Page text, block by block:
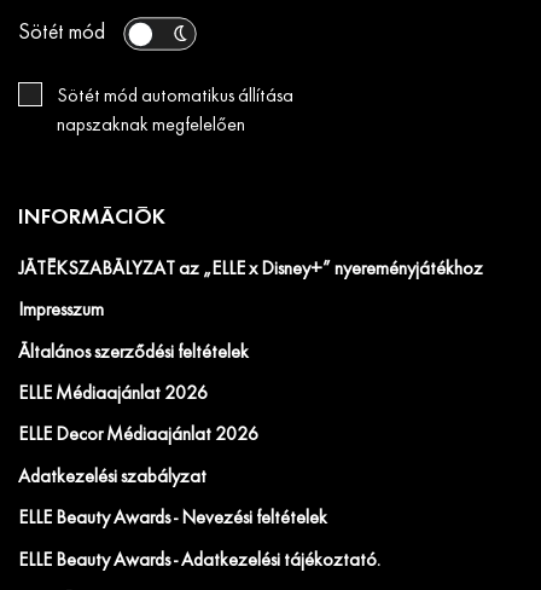
Sötét mód
Sötét mód automatikus állítása
napszaknak megfelelően
INFORMÁCIÓK
JÁTÉKSZABÁLYZAT az „ELLE x Disney+” nyereményjátékhoz
Impresszum
Általános szerződési feltételek
ELLE Médiaajánlat 2026
ELLE Decor Médiaajánlat 2026
Adatkezelési szabályzat
ELLE Beauty Awards - Nevezési feltételek
ELLE Beauty Awards - Adatkezelési tájékoztató.